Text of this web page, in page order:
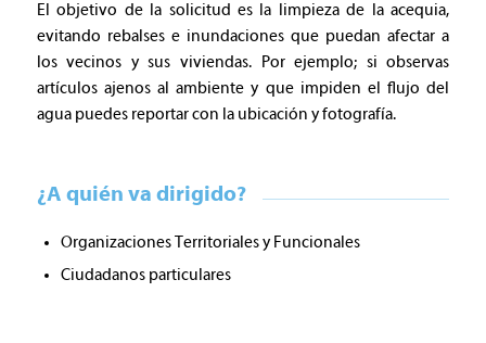
El objetivo de la solicitud es la limpieza de la acequia,
evitando rebalses e inundaciones que puedan afectar a
los vecinos y sus viviendas. Por ejemplo; si observas
artículos ajenos al ambiente y que impiden el flujo del
agua puedes reportar con la ubicación y fotografía.
¿A quién va dirigido?
Organizaciones Territoriales y Funcionales
Ciudadanos particulares